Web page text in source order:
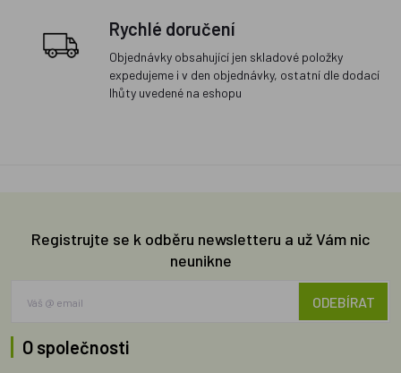
Rychlé doručení
Objednávky obsahující jen skladové položky
expedujeme i v den objednávky, ostatní dle dodací
lhůty uvedené na eshopu
Registrujte se k odběru newsletteru a už Vám nic
neunikne
ODEBÍRAT
O společnosti